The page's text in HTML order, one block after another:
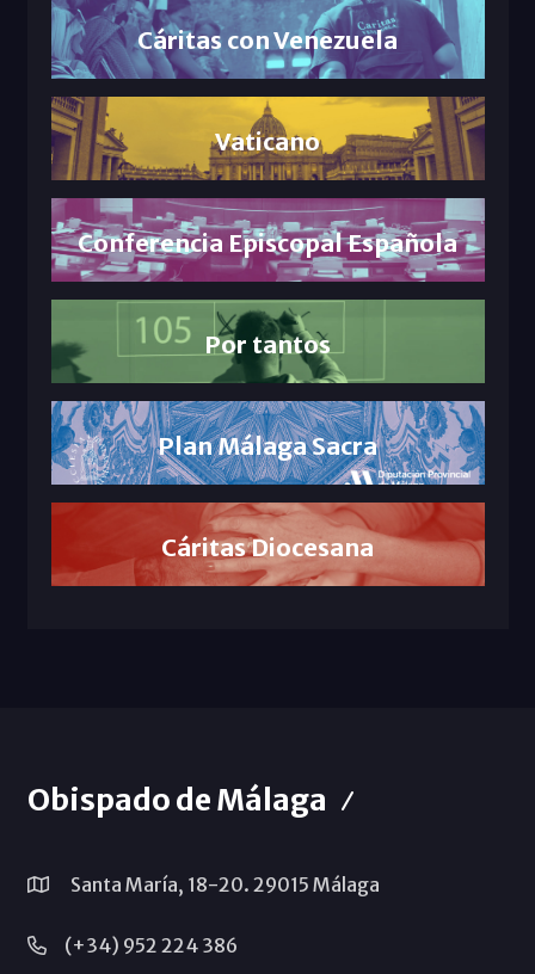
Cáritas con Venezuela
Vaticano
Conferencia Episcopal Española
Por tantos
Plan Málaga Sacra
Cáritas Diocesana
Obispado de Málaga
Santa María, 18-20. 29015 Málaga
(+34) 952 224 386